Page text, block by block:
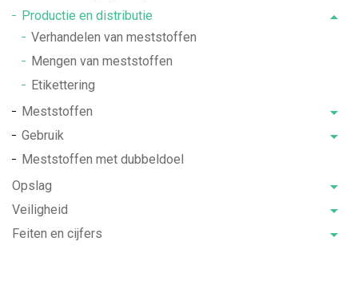
Productie en distributie
Verhandelen van meststoffen
Mengen van meststoffen
Etikettering
Meststoffen
Gebruik
Meststoffen met dubbeldoel
Opslag
Veiligheid
Feiten en cijfers